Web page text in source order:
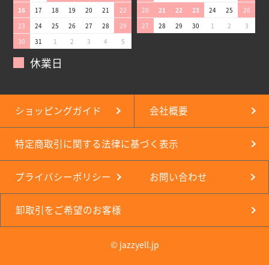
16
17 18 19 20 21
22
23
24 25 26 27 28
29
30
31 1 2 3 4 5
20
21 22 23 24 25
26
27
28 29 30 1 2 3
休業日
ショッピングガイド 会社概要
特定商取引に関する法律に基づく表示
プライバシーポリシー お問い合わせ
卸取引をご希望のお客様
© jazzyell.jp